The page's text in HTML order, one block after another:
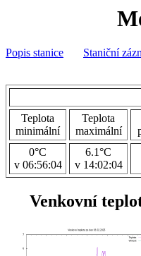
Popis stanice Staniční
Teplota
minimální
Teplota
maximální
0°C
v 06:56:04
6.1°C
v 14:02:04
Venkovní